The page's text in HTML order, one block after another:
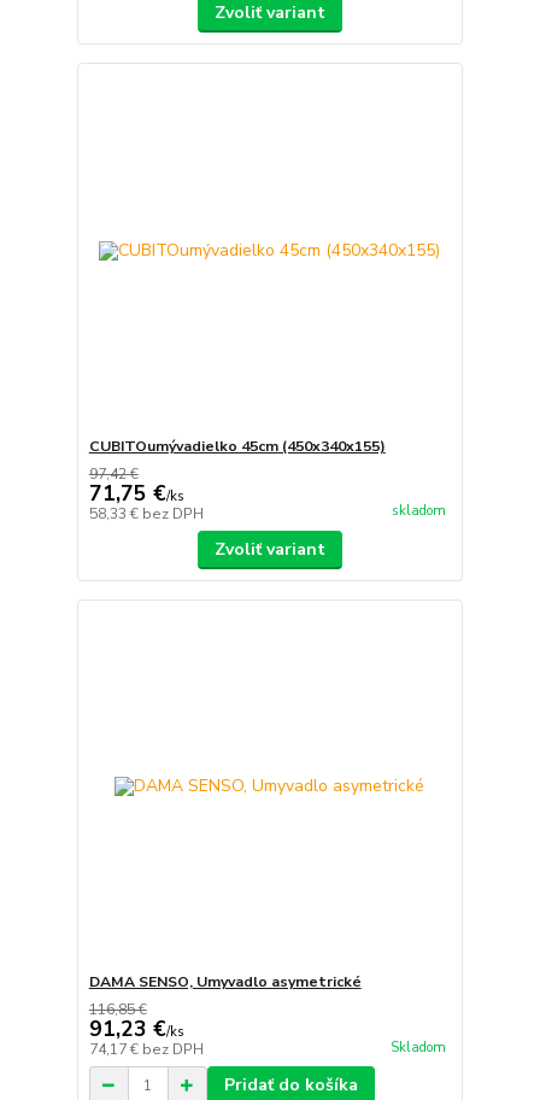
Zvoliť variant
CUBITOumývadielko 45cm (450x340x155)
97,42 €
71,75 €/ks
58,33 € bez DPH skladom
Zvoliť variant
DAMA SENSO, Umyvadlo asymetrické
116,85 €
91,23 €/ks
74,17 € bez DPH Skladom
Pridať do košíka